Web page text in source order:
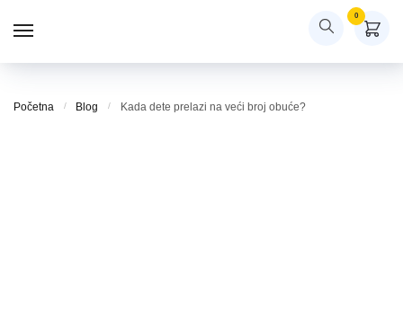
0
Početna / Blog / Kada dete prelazi na veći broj obuće?